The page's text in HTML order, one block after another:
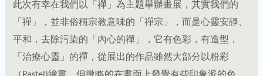
此次有幸在我們以「禪」為主題舉辦畫展，其實我們的
「禪」，並非俗稱宗教意味的「禪宗」，而是心靈安靜、
平和，去除污染的「內心的禪」，它有色彩，有造型，
「治療心靈」的禪，從展出的作品雖然大部分以粉彩